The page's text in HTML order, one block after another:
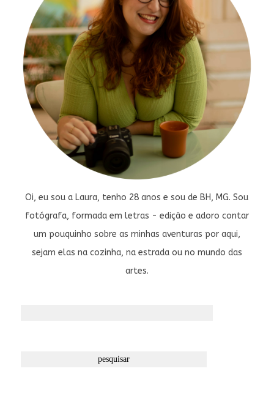
Oi, eu sou a Laura, tenho 28 anos e sou de BH, MG. Sou
fotógrafa, formada em letras - edição e adoro contar
um pouquinho sobre as minhas aventuras por aqui,
sejam elas na cozinha, na estrada ou no mundo das
artes.